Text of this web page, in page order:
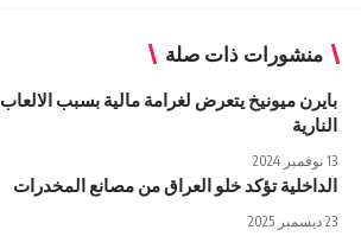
منشورات ذات صلة
بايرن ميونيخ يتعرض لغرامة مالية بسبب الالعاب
النارية
13 نوفمبر 2024
الداخلية تؤكد خلو العراق من مصانع المخدرات
23 ديسمبر 2025